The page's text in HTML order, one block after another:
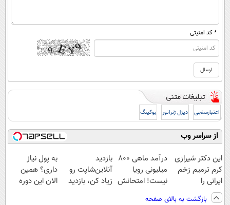
* کد امنیتی
اعتبارسنجی دیزل ژنراتور بوکینگ
از سراسر وب
این دکتر شیرازی
کرم ترمیم زخم
ایرانی را
ساخت!!!
درآمد ماهی 800
میلیونی رویا
نیست! امتحانش
بازدید
آنلاین‌شاپت رو
زیاد کن، بازدید
به پول نیاز
داری؟ همین
الان این دوره
بازگشت به بالای صفحه